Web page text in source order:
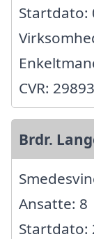
Startdato:
CVR:
Brdr.
Ansatte: 8
Startdato: